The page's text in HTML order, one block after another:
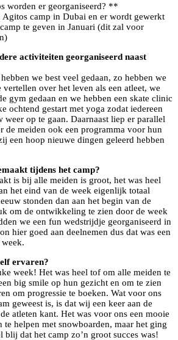
worden er georganiseerd? **
camp in Dubai en er wordt gewerkt
te geven in Januari (dit zal voor
activiteiten georganiseerd naast
we best veel gedaan, zo hebben we
over het leven als een atleet, we
gym gedaan en we hebben een skate clinic
ochtend gestart met yoga zodat iedereen
weer op te gaan. Daarnaast liep er parallel
de meiden ook een programma voor hun
een hoop nieuwe dingen geleerd hebben
tijdens het camp?
is bij alle meiden is groot, het was heel
het eind van de week eigenlijk totaal
stonden dan aan het begin van de
om de ontwikkeling te zien door de week
we een fun wedstrijdje georganiseerd in
hier goed aan deelnemen dus dat was een
ervaren?
week! Het was heel tof om alle meiden te
big smile op hun gezicht en om te zien
om progressie te boeken. Wat voor ons
geweest is, is dat wij een keer aan de
atleten kant. Het was voor ons een mooie
helpen met snowboarden, maar het ging
blij dat het camp zo’n groot succes was!